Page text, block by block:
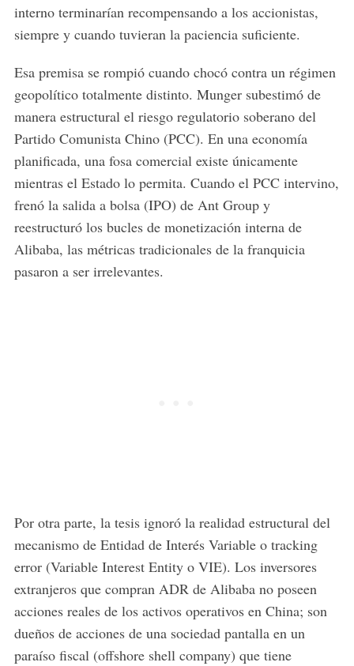
interno terminarían recompensando a los accionistas,
siempre y cuando tuvieran la paciencia suficiente.
Esa premisa se rompió cuando chocó contra un régimen
geopolítico totalmente distinto. Munger subestimó de
manera estructural el riesgo regulatorio soberano del
Partido Comunista Chino (PCC). En una economía
planificada, una fosa comercial existe únicamente
mientras el Estado lo permita. Cuando el PCC intervino,
frenó la salida a bolsa (IPO) de Ant Group y
reestructuró los bucles de monetización interna de
Alibaba, las métricas tradicionales de la franquicia
pasaron a ser irrelevantes.
Por otra parte, la tesis ignoró la realidad estructural del
mecanismo de Entidad de Interés Variable o tracking
error (Variable Interest Entity o VIE). Los inversores
extranjeros que compran ADR de Alibaba no poseen
acciones reales de los activos operativos en China; son
dueños de acciones de una sociedad pantalla en un
paraíso fiscal (offshore shell company) que tiene